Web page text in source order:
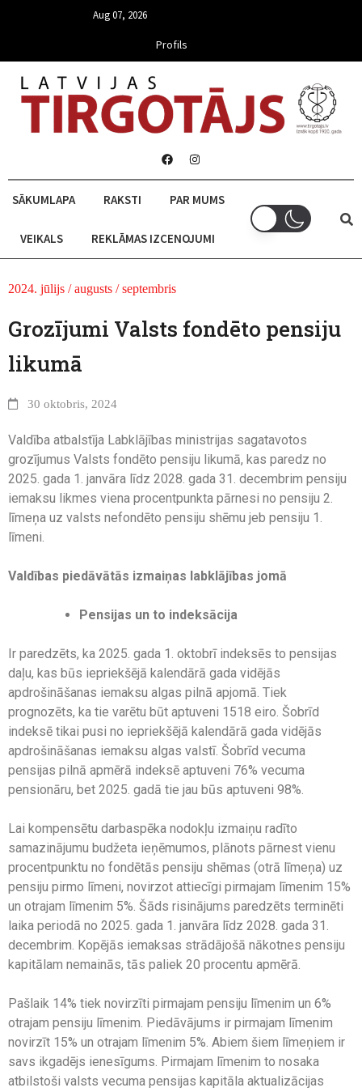
Aug 07, 2026
Profils
SĀKUMLAPA RAKSTI PAR MUMS
VEIKALS REKLĀMAS IZCENOJUMI
2024. jūlijs / augusts / septembris
Grozījumi Valsts fondēto pensiju
likumā
30 oktobris, 2024
Valdība atbalstīja Labklājības ministrijas sagatavotos
grozījumus Valsts fondēto pensiju likumā, kas paredz no
2025. gada 1. janvāra līdz 2028. gada 31. decembrim pensiju
iemaksu likmes viena procentpunkta pārnesi no pensiju 2.
līmeņa uz valsts nefondēto pensiju shēmu jeb pensiju 1.
līmeni.
Valdības piedāvātās izmaiņas labklājības jomā
Pensijas un to indeksācija
Ir paredzēts, ka 2025. gada 1. oktobrī indeksēs to pensijas
daļu, kas būs iepriekšējā kalendārā gada vidējās
apdrošināšanas iemaksu algas pilnā apjomā. Tiek
prognozēts, ka tie varētu būt aptuveni 1518 eiro. Šobrīd
indeksē tikai pusi no iepriekšējā kalendārā gada vidējās
apdrošināšanas iemaksu algas valstī. Šobrīd vecuma
pensijas pilnā apmērā indeksē aptuveni 76% vecuma
pensionāru, bet 2025. gadā tie jau būs aptuveni 98%.
Lai kompensētu darbaspēka nodokļu izmaiņu radīto
samazinājumu budžeta ieņēmumos, plānots pārnest vienu
procentpunktu no fondētās pensiju shēmas (otrā līmeņa) uz
pensiju pirmo līmeni, novirzot attiecīgi pirmajam līmenim 15%
un otrajam līmenim 5%. Šāds risinājums paredzēts terminēti
laika periodā no 2025. gada 1. janvāra līdz 2028. gada 31.
decembrim. Kopējās iemaksas strādājošā nākotnes pensiju
kapitālam nemainās, tās paliek 20 procentu apmērā.
Pašlaik 14% tiek novirzīti pirmajam pensiju līmenim un 6%
otrajam pensiju līmenim. Piedāvājums ir pirmajam līmenim
novirzīt 15% un otrajam līmenim 5%. Abiem šiem līmeņiem ir
savs ikgadējs ienesīgums. Pirmajam līmenim to nosaka
atbilstoši valsts vecuma pensijas kapitāla aktualizācijas